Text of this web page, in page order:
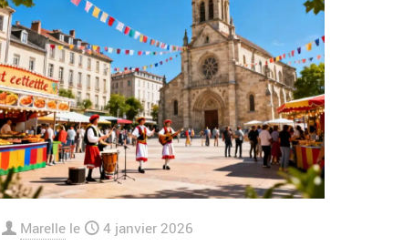
Marelle le 4 janvier 2026